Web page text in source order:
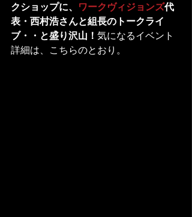
クショップに、 ワークヴィジョンズ代
表・西村浩さんと組長のトークライ
ブ・・と盛り沢山！ 気になるイベント
詳細は、こちらのとおり。